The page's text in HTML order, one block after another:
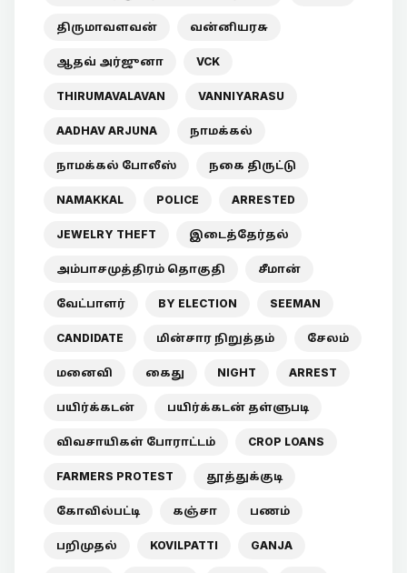
திருமாவளவன் வன்னியரசு
ஆதவ் அர்ஜுனா VCK
THIRUMAVALAVAN VANNIYARASU
AADHAV ARJUNA நாமக்கல்
நாமக்கல் போலீஸ் நகை திருட்டு
NAMAKKAL POLICE ARRESTED
JEWELRY THEFT இடைத்தேர்தல்
அம்பாசமுத்திரம் தொகுதி சீமான்
வேட்பாளர் BY ELECTION SEEMAN
CANDIDATE மின்சார நிறுத்தம் சேலம்
மனைவி கைது NIGHT ARREST
பயிர்க்கடன் பயிர்க்கடன் தள்ளுபடி
விவசாயிகள் போராட்டம் CROP LOANS
FARMERS PROTEST தூத்துக்குடி
கோவில்பட்டி கஞ்சா பணம்
பறிமுதல் KOVILPATTI GANJA